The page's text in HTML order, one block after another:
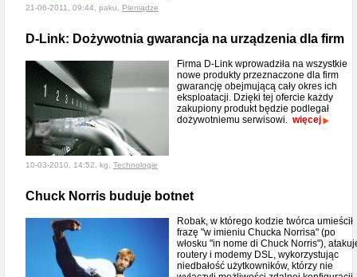
21-06-2011, 09:44, paku, Pieniądze
D-Link: Dożywotnia gwarancja na urządzenia dla firm
Firma D-Link wprowadziła na wszystkie
nowe produkty przeznaczone dla firm
gwarancję obejmującą cały okres ich
eksploatacji. Dzięki tej ofercie każdy
zakupiony produkt będzie podlegał
dożywotniemu serwisowi. więcej
10-03-2010, 14:52, kg, Technologie
Chuck Norris buduje botnet
Robak, w którego kodzie twórca umieścił
frazę "w imieniu Chucka Norrisa" (po
włosku "in nome di Chuck Norris"),
routery i modemy DSL, wykorzystując
niedbałość użytkowników, którzy nie